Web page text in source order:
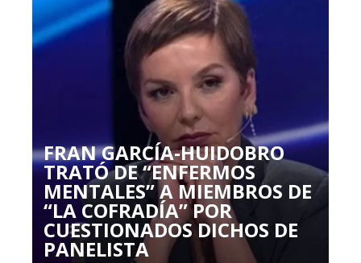
FRAN GARCÍA-HUIDOBRO
TRATÓ DE “ENFERMOS
MENTALES” A MIEMBROS DE
“LA COFRADÍA” POR
CUESTIONADOS DICHOS DE
PANELISTA